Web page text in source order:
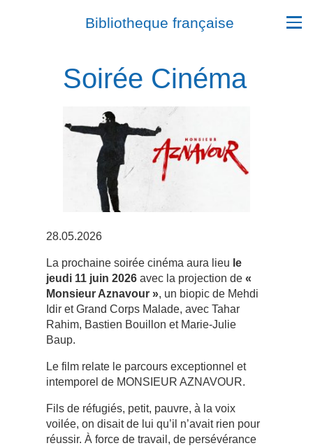
Bibliotheque française
Soirée Cinéma
28.05.2026
La prochaine soirée cinéma aura lieu le
jeudi 11 juin 2026 avec la projection de «
Monsieur Aznavour », un biopic de Mehdi
Idir et Grand Corps Malade, avec Tahar
Rahim, Bastien Bouillon et Marie-Julie
Baup.
Le film relate le parcours exceptionnel et
intemporel de MONSIEUR AZNAVOUR.
Fils de réfugiés, petit, pauvre, à la voix
voilée, on disait de lui qu’il n’avait rien pour
réussir. À force de travail, de persévérance